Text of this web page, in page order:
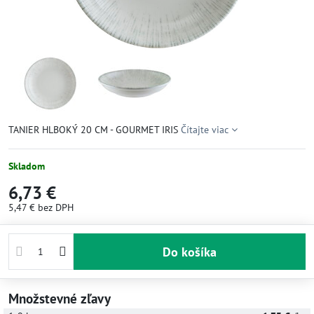
TANIER HLBOKÝ 20 CM - GOURMET IRIS Čítajte viac
Skladom
6,73 €
5,47 € bez DPH
Do košíka
Množstevné zľavy